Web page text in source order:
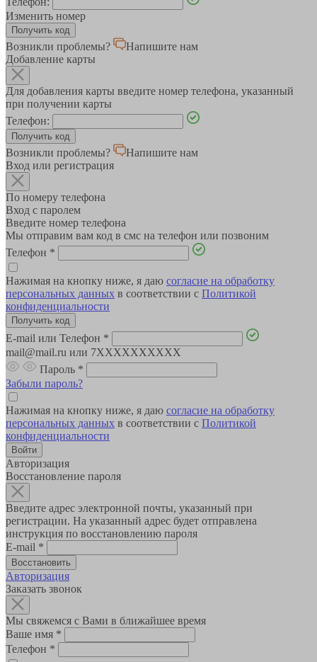
Изменить номер
Возникли проблемы?
Напишите нам
Добавление карты
Для добавления карты введите номер телефона, указанный
при получении карты
Телефон:
Возникли проблемы?
Напишите нам
Вход или регистрация
По номеру телефона
Вход с паролем
Введите номер телефона
Мы отправим вам код в смс на телефон или позвоним
Телефон *
Нажимая на кнопку ниже, я даю согласие на обработку
персональных данных в соответствии с Политикой
конфиденциальности
E-mail или Телефон *
mail@mail.ru или 7XXXXXXXXXX
Пароль *
Забыли пароль?
Нажимая на кнопку ниже, я даю согласие на обработку
персональных данных в соответствии с Политикой
конфиденциальности
Авторизация
Восстановление пароля
Введите адрес электронной почты, указанный при
регистрации. На указанный адрес будет отправлена
инструкция по восстановлению пароля
E-mail *
Авторизация
Заказать звонок
Мы свяжемся с Вами в ближайшее время
Ваше имя *
Телефон *